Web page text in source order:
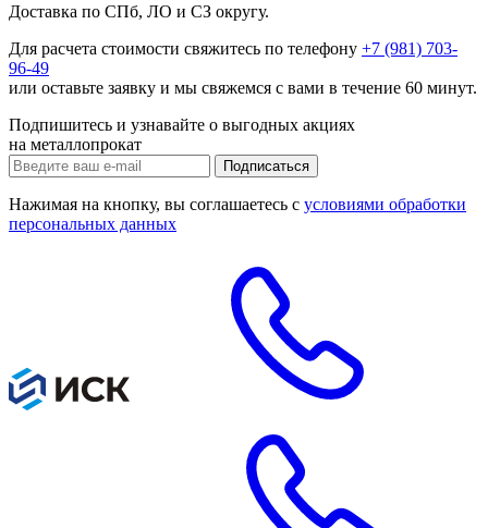
Доставка по СПб, ЛО и СЗ округу.
Для расчета стоимости свяжитесь по телефону +7 (981) 703-
96-49
или оставьте заявку и мы свяжемся с вами в течение 60 минут.
Подпишитесь и узнавайте о выгодных акциях
на металлопрокат
Нажимая на кнопку, вы соглашаетесь с условиями обработки
персональных данных